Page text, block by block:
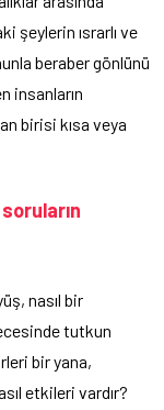
şeylerin ısrarlı ve
beraber gönlünü
insanların
birisi kısa veya
nasıl bir
tutkun
bir yana,
etkileri vardır?